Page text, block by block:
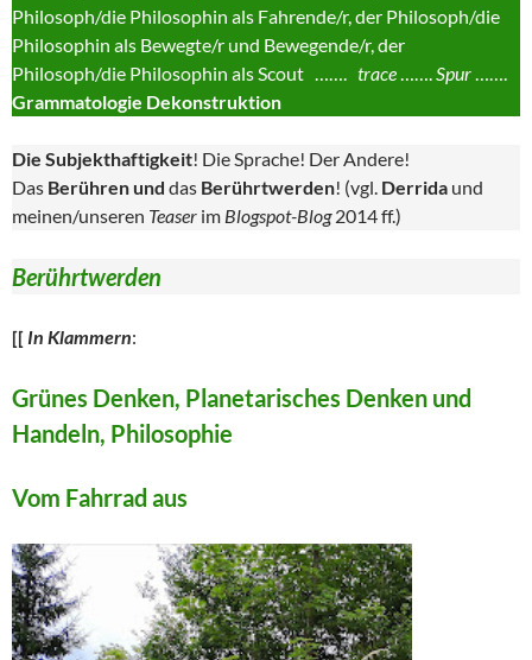
Philosoph/die Philosophin als Fahrende/r, der Philosoph/die
Philosophin als Bewegte/r und Bewegende/r, der
Philosoph/die Philosophin als Scout ……. trace Spur
Grammatologie Dekonstruktion
Die Subjekthaftigkeit! Die Sprache! Der Andere!
Das Berühren und das Berührtwerden! (vgl. Derrida und
meinen/unseren Teaser im Blogspot-Blog2014 ff.)
Berührtwerden
[[ In Klammern:
Grünes Denken, Planetarisches Denken und
Handeln, Philosophie
Vom Fahrrad aus